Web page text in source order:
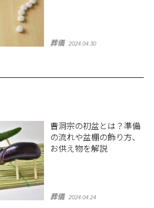
葬儀 2024.04.30
曹洞宗の初盆とは？準備
の流れや盆棚の飾り方、
お供え物を解説
葬儀 2024.04.24